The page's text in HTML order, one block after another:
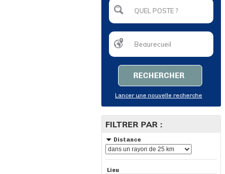
RECHERCHER
Lancer une nouvelle recherche
FILTRER PAR :
Distance
Lieu